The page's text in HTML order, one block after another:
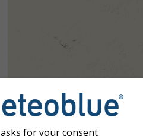
asks for your consent